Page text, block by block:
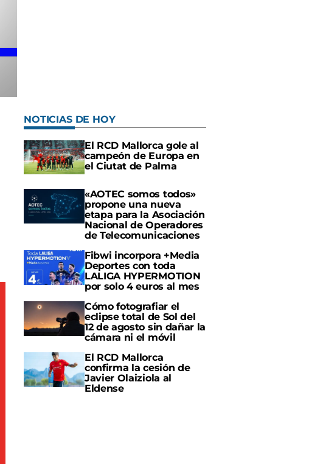
NOTICIAS DE HOY
El RCD Mallorca gole al
campeón de Europa en
el Ciutat de Palma
«AOTEC somos todos»
propone una nueva
etapa para la Asociación
Nacional de Operadores
de Telecomunicaciones
Fibwi incorpora +Media
Deportes con toda
LALIGA HYPERMOTION
por solo 4 euros al mes
Cómo fotografiar el
eclipse total de Sol del
12 de agosto sin dañar la
cámara ni el móvil
El RCD Mallorca
confirma la cesión de
Javier Olaiziola al
Eldense